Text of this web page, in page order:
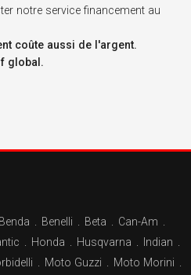
notre service financement au
coûte aussi de l'argent.
global.
Benda Benelli Beta Can-Am
Honda Husqvarna Indian
Moto Guzzi Moto Morini